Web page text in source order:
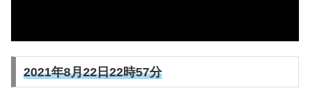
2021年8月22日22時57分